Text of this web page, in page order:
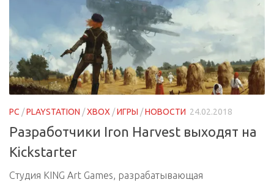
PC /PLAYSTATION /XBOX /ИГРЫ /НОВОСТИ 24.02.2018
Разработчики Iron Harvest выходят на
Kickstarter
Студия KING Art Games, разрабатывающая